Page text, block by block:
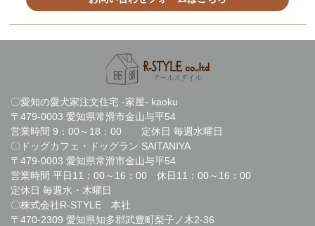
〇愛知の愛犬家注文住宅 -家屋- kaoku
〒479-0003 愛知県常滑市金山与平54
営業時間 9：00～18：00 定休日 毎週水曜日
〇ドッグカフェ・ドッグラン SAITANIYA
〒479-0003 愛知県常滑市金山与平54
営業時間 平日11：00～16：00 休日11：00～16：00
定休日 毎週水・木曜日
〇株式会社R-STYLE 本社
〒470-2309 愛知県知多郡武豊町梨子ノ木2-36